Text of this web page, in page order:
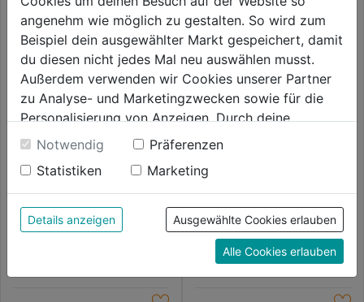
0.0 (0) 0.0 (0)
3,19€
angenehm wie möglich zu gestalten. So wird zum
Beispiel dein ausgewählter Markt gespeichert, damit
du diesen nicht jedes Mal neu auswählen musst.
Außerdem verwenden wir Cookies unserer Partner
zu Analyse- und Marketingzwecken sowie für die
Personalisierung von Anzeigen. Durch deine
Einwilligung werden die Daten von Drittanbieter,
unter anderem auch in den USA, verarbeitet.
Durch Klick auf "Alle Cookies erlauben" stimmst du
der Verwendung aller Cookies zu. Unter "Details
anzeigen" findest du alle Infos zu den
unterschiedlichen Cookies, unter "Cookies
Konfigurieren" kannst du auswählen, welche Cookies
du zulassen möchtest und welche nicht.
Weitere Informationen findest du in unserer
Notwendig
Präferenzen
Statistiken
Marketing
Details anzeigen Ausgewählte Cookies erlauben
Alle Cookies erlauben